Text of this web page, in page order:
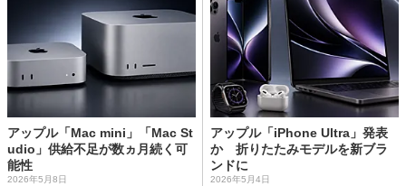
アップル「Mac mini」「Mac St
udio」供給不足が数ヵ月続く可
能性
2026年5月8日
アップル「iPhone Ultra」発表
か 折りたたみモデルを新ブラ
ンドに
2026年5月4日